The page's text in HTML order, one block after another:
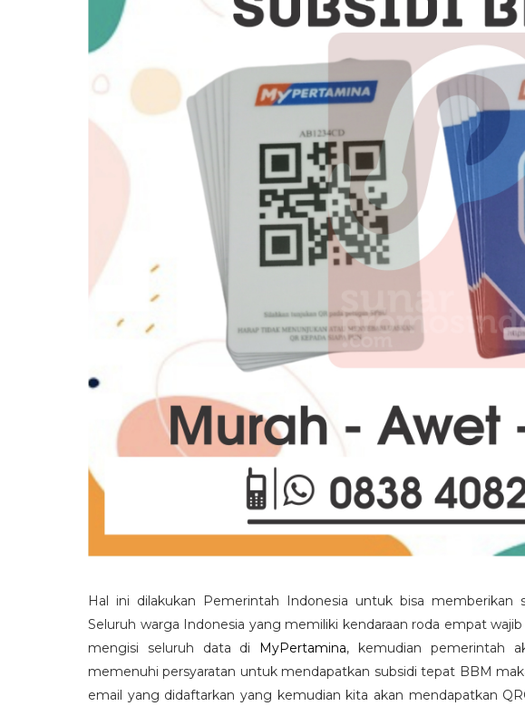
Hal ini dilakukan Pemerintah Indonesia untuk bisa memberikan
Seluruh warga Indonesia yang memiliki kendaraan roda empat
mengisi seluruh data di MyPertamina, kemudian pemerintah
memenuhi persyaratan untuk mendapatkan subsidi tepat BBM
email yang didaftarkan yang kemudian kita akan mendapatkan